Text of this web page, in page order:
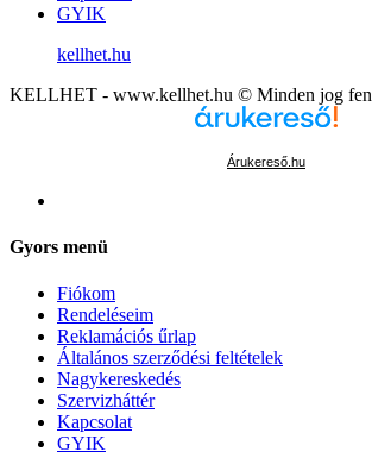
GYIK
kellhet.hu
KELLHET - www.kellhet.hu © Minden jog
Árukereső.hu
Gyors menü
Fiókom
Rendeléseim
Reklamációs űrlap
Általános szerződési feltételek
Nagykereskedés
Szervizháttér
Kapcsolat
GYIK